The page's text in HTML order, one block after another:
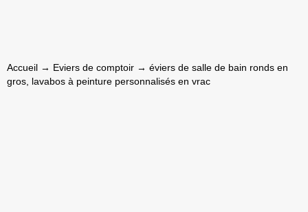
Accueil → Eviers de comptoir → éviers de salle de bain ronds en
gros, lavabos à peinture personnalisés en vrac